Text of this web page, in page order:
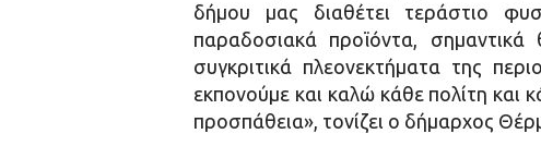
δήμου μας διαθέτει τεράστιο
παραδοσιακά προϊόντα,
συγκριτικά πλεονεκτήματα της
εκπονούμε και καλώ κάθε πολίτη και
προσπάθεια», τονίζει ο δήμαρχος